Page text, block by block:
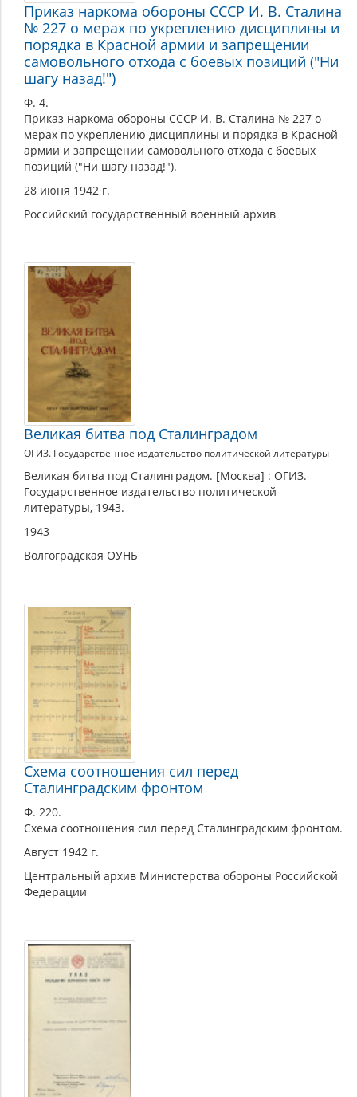
Приказ наркома обороны СССР И. В. Сталина
№ 227 о мерах по укреплению дисциплины и
порядка в Красной армии и запрещении
самовольного отхода с боевых позиций ("Ни
шагу назад!")
Ф. 4.
Приказ наркома обороны СССР И. В. Сталина № 227 о
мерах по укреплению дисциплины и порядка в Красной
армии и запрещении самовольного отхода с боевых
позиций ("Ни шагу назад!").
28 июня 1942 г.
Российский государственный военный архив
Великая битва под Сталинградом
ОГИЗ. Государственное издательство политической литературы
Великая битва под Сталинградом. [Москва] : ОГИЗ.
Государственное издательство политической
литературы, 1943.
1943
Волгоградская ОУНБ
Схема соотношения сил перед
Сталинградским фронтом
Ф. 220.
Схема соотношения сил перед Сталинградским фронтом.
Август 1942 г.
Центральный архив Министерства обороны Российской
Федерации